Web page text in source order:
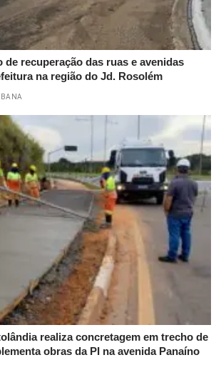
de recuperação das ruas e avenidas
na região do Jd. Rosolém
realiza concretagem em trecho de
obras da PI na avenida Panaíno